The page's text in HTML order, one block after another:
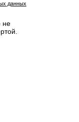
не
данных